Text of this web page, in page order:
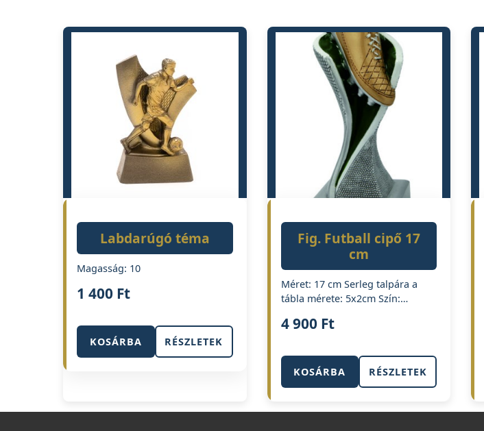
Labdarúgó téma
Magasság: 10
1 400 Ft
KOSÁRBA RÉSZLETEK
Fig. Futball cipő 17
cm
Méret: 17 cm Serleg talpára a
tábla mérete: 5x2cm Szín:…
4 900 Ft
KOSÁRBA RÉSZLETEK